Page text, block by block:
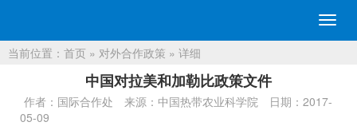
切
换
当前位置： 首页 » 对外合作政策 » 详细
中国对拉美和加勒比政策文件
作者：国际合作处 来源：中国热带农业科学院
日期：2017-
05-09